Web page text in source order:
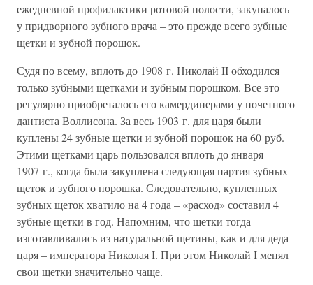
ежедневной профилактики ротовой полости, закупалось
у придворного зубного врача – это прежде всего зубные
щетки и зубной порошок.
Судя по всему, вплоть до 1908 г. Николай II обходился
только зубными щетками и зубным порошком. Все это
регулярно приобреталось его камердинерами у почетного
дантиста Воллисона. За весь 1903 г. для царя были
куплены 24 зубные щетки и зубной порошок на 60 руб.
Этими щетками царь пользовался вплоть до января
1907 г., когда была закуплена следующая партия зубных
щеток и зубного порошка. Следовательно, купленных
зубных щеток хватило на 4 года – «расход» составил 4
зубные щетки в год. Напомним, что щетки тогда
изготавливались из натуральной щетины, как и для деда
царя – императора Николая I. При этом Николай I менял
свои щетки значительно чаще.